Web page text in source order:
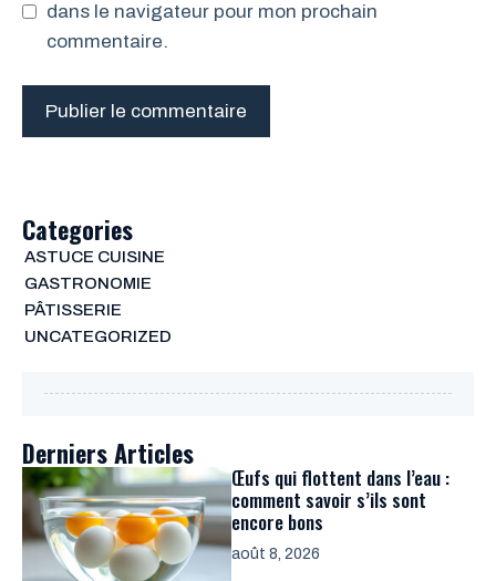
dans le navigateur pour mon prochain
commentaire.
Categories
ASTUCE CUISINE
GASTRONOMIE
PÂTISSERIE
UNCATEGORIZED
Derniers Articles
Œufs qui flottent dans l’eau :
comment savoir s’ils sont
encore bons
août 8, 2026